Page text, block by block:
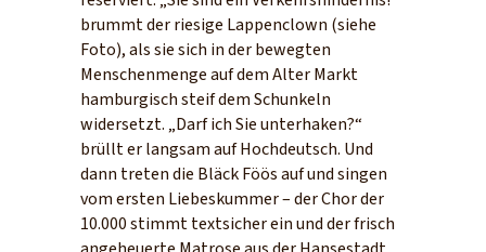
brummt der riesige Lappenclown (siehe
Foto), als sie sich in der bewegten
Menschenmenge auf dem Alter Markt
hamburgisch steif dem Schunkeln
widersetzt. „Darf ich Sie unterhaken?“
brüllt er langsam auf Hochdeutsch. Und
dann treten die Bläck Föös auf und singen
vom ersten Liebeskummer – der Chor der
10.000 stimmt textsicher ein und der frisch